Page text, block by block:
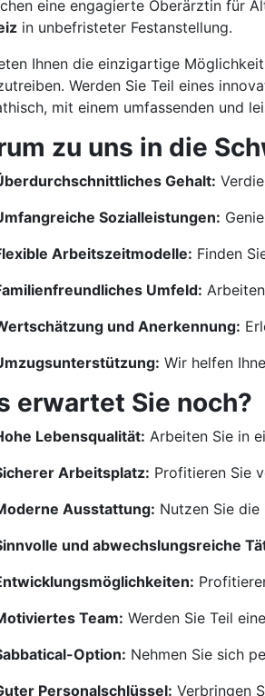
eine engagierte Oberärztin für
in unbefristeter Festanstellung.
Ihnen die einzigartige
Werden Sie Teil eines
mit einem umfassenden und
zu uns in die
Gehalt:
Sozialleistungen:
Arbeitszeitmodelle: Finden
Umfeld:
und Anerkennung:
Wir helfen
erwartet Sie noch?
Lebensqualität: Arbeiten Sie in
Arbeitsplatz: Profitieren Sie
Ausstattung: Nutzen Sie
und abwechslungsreiche
Team: Werden Sie Teil
Option: Nehmen Sie sich
Personalschlüssel: Verbringen